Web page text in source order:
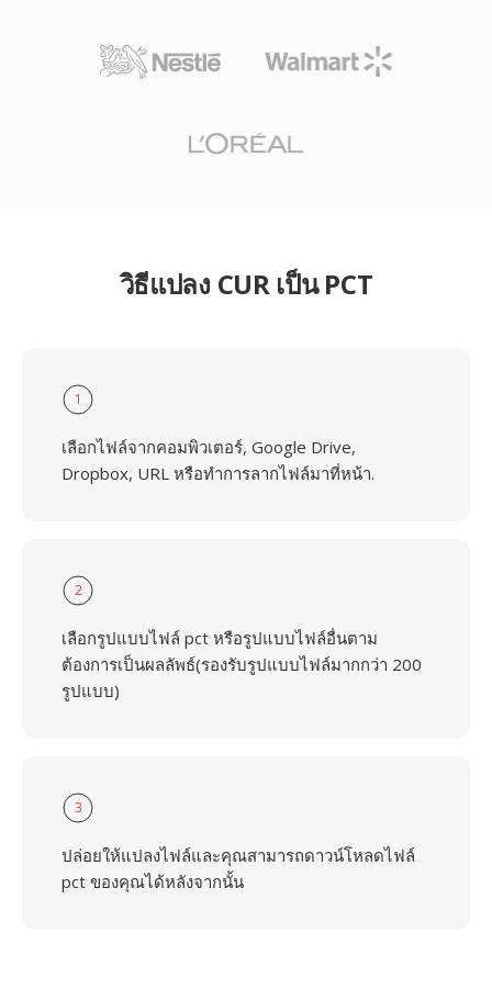
วิธีแปลง CUR เป็น PCT
1
เลือกไฟล์จากคอมพิวเตอร์, Google Drive,
Dropbox, URL หรือทำการลากไฟล์มาที่หน้า.
2
เลือกรูปแบบไฟล์ pct หรือรูปแบบไฟล์อื่นตาม
ต้องการเป็นผลลัพธ์(รองรับรูปแบบไฟล์มากกว่า 200
รูปแบบ)
3
ปล่อยให้แปลงไฟล์และคุณสามารถดาวน์โหลดไฟล์
pct ของคุณได้หลังจากนั้น